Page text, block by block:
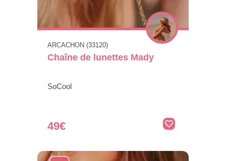
ARCACHON (33120)
Chaîne de lunettes Mady
SoCool
49€